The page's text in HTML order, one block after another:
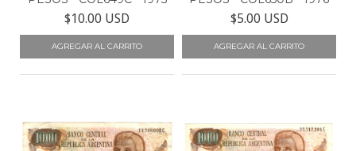
$10.00 USD $5.00 USD